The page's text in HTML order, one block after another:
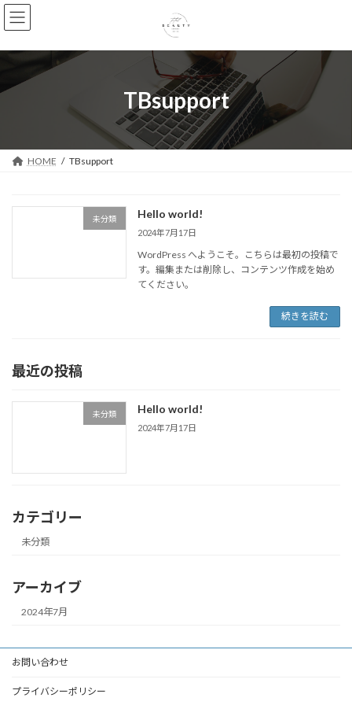
コ
ン
ン
へ
プ
ナ
ビ
ー
ョ
動
TBsupport
HOME TBsupport
未分類 Hello world!
2024年7月17日
WordPress へようこそ。こちらは最初の投稿で
す。編集または削除し、コンテンツ作成を始め
てください。
続きを読む
最近の投稿
未分類 Hello world!
2024年7月17日
カテゴリー
未分類
アーカイブ
2024年7月
お問い合わせ
プライバシーポリシー